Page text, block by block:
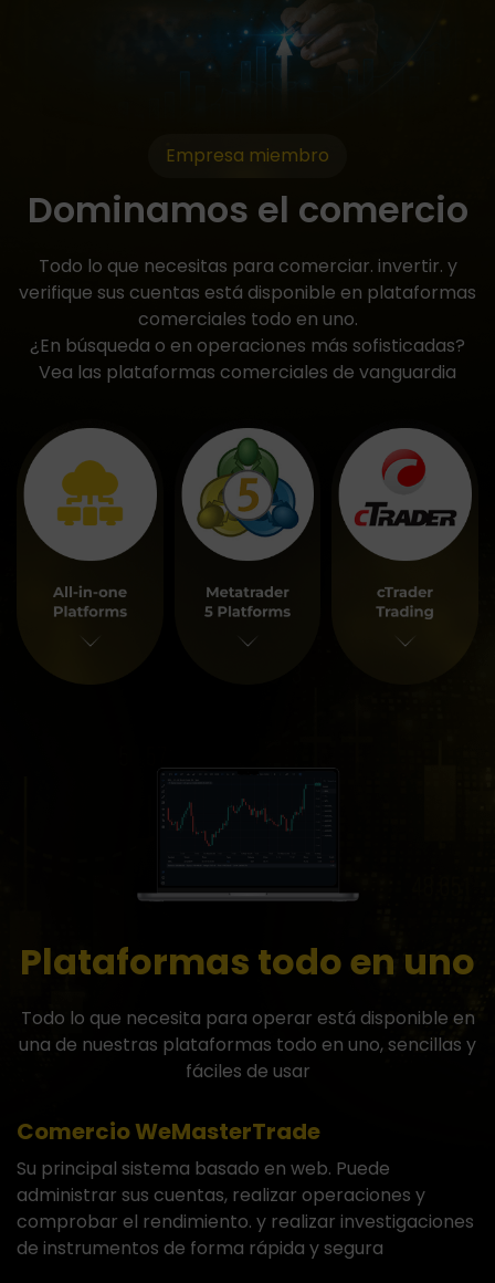
Empresa miembro
Dominamos el comercio
Todo lo que necesitas para comerciar. invertir. y
verifique sus cuentas está disponible en plataformas
comerciales todo en uno.
¿En búsqueda o en operaciones más sofisticadas?
Vea las plataformas comerciales de vanguardia
Plataformas todo en uno
Todo lo que necesita para operar está disponible en
una de nuestras plataformas todo en uno, sencillas y
fáciles de usar
Comercio WeMasterTrade
Su principal sistema basado en web. Puede
administrar sus cuentas, realizar operaciones y
comprobar el rendimiento. y realizar investigaciones
de instrumentos de forma rápida y segura